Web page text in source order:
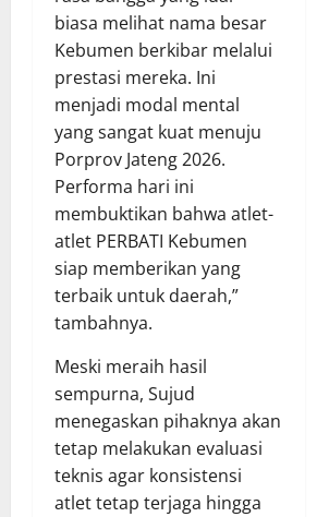
biasa melihat nama besar
Kebumen berkibar melalui
prestasi mereka. Ini
menjadi modal mental
yang sangat kuat menuju
Porprov Jateng 2026.
Performa hari ini
membuktikan bahwa atlet-
atlet PERBATI Kebumen
siap memberikan yang
terbaik untuk daerah,”
tambahnya.
Meski meraih hasil
sempurna, Sujud
menegaskan pihaknya akan
tetap melakukan evaluasi
teknis agar konsistensi
atlet tetap terjaga hingga